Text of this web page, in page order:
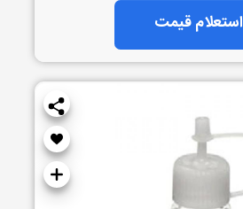
استعلام قیمت